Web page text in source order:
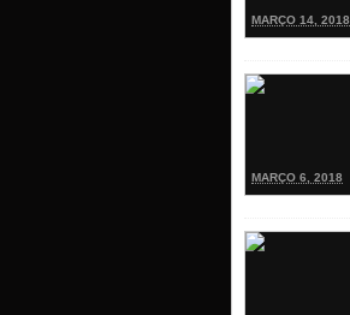
MARÇO 14, 2018
MARÇO 6, 2018